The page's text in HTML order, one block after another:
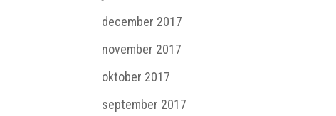
december 2017
november 2017
oktober 2017
september 2017